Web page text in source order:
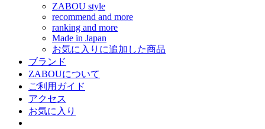
ZABOU style
recommend and more
ranking and more
Made in Japan
お気に入りに追加した商品
ブランド
ZABOUについて
ご利用ガイド
アクセス
お気に入り